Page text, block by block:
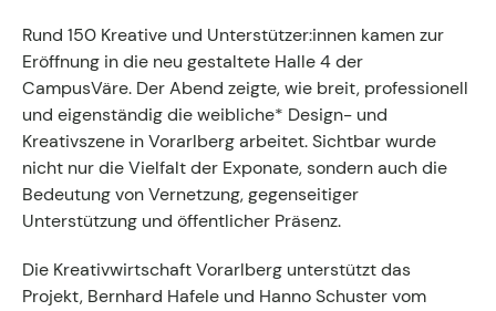
Rund 150 Kreative und Unterstützer:innen kamen zur
Eröffnung in die neu gestaltete Halle 4 der
CampusVäre. Der Abend zeigte, wie breit, professionell
und eigenständig die weibliche* Design- und
Kreativszene in Vorarlberg arbeitet. Sichtbar wurde
nicht nur die Vielfalt der Exponate, sondern auch die
Bedeutung von Vernetzung, gegenseitiger
Unterstützung und öffentlicher Präsenz.
Die Kreativwirtschaft Vorarlberg unterstützt das
Projekt, Bernhard Hafele und Hanno Schuster vom